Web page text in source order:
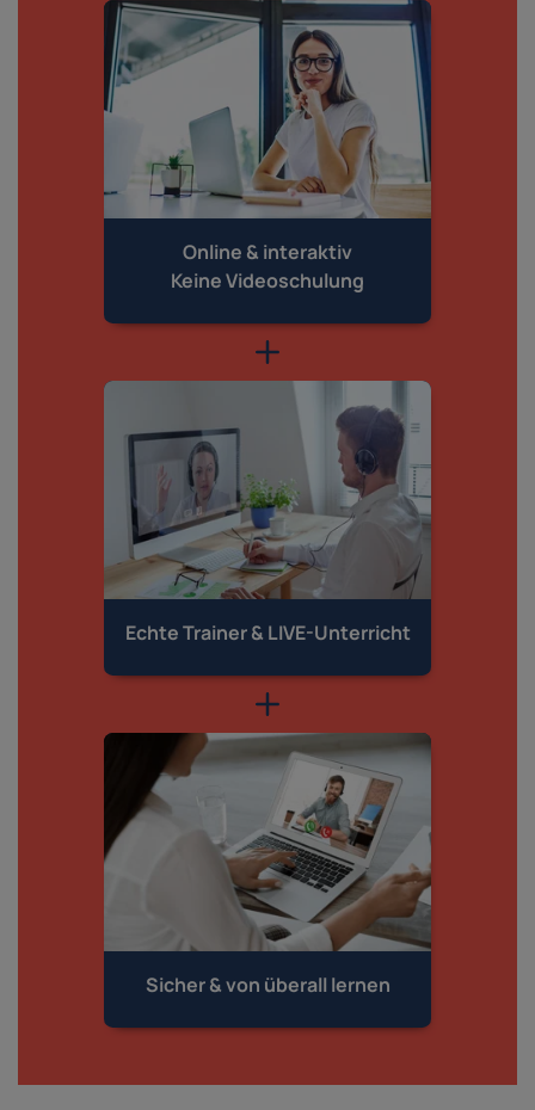
Online & interaktiv
Keine Videoschulung
Echte Trainer & LIVE-Unterricht
Sicher & von überall lernen